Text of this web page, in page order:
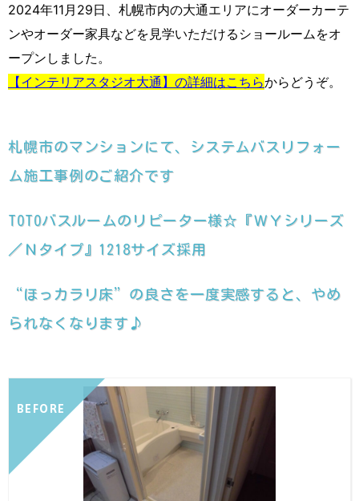
2024年11月29日、札幌市内の大通エリアにオーダーカーテ
ンやオーダー家具などを見学いただけるショールームをオ
ープンしました。
【インテリアスタジオ大通】の詳細はこちらからどうぞ。
札幌市のマンションにて、システムバスリフォー
ム施工事例のご紹介です
TOTOバスルームのリピーター様☆『ＷＹシリーズ
／Ｎタイプ』1218サイズ採用
“ほっカラリ床”の良さを一度実感すると、やめ
られなくなります♪
BEFORE